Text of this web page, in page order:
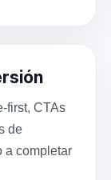
first, CTAs
de
a completar